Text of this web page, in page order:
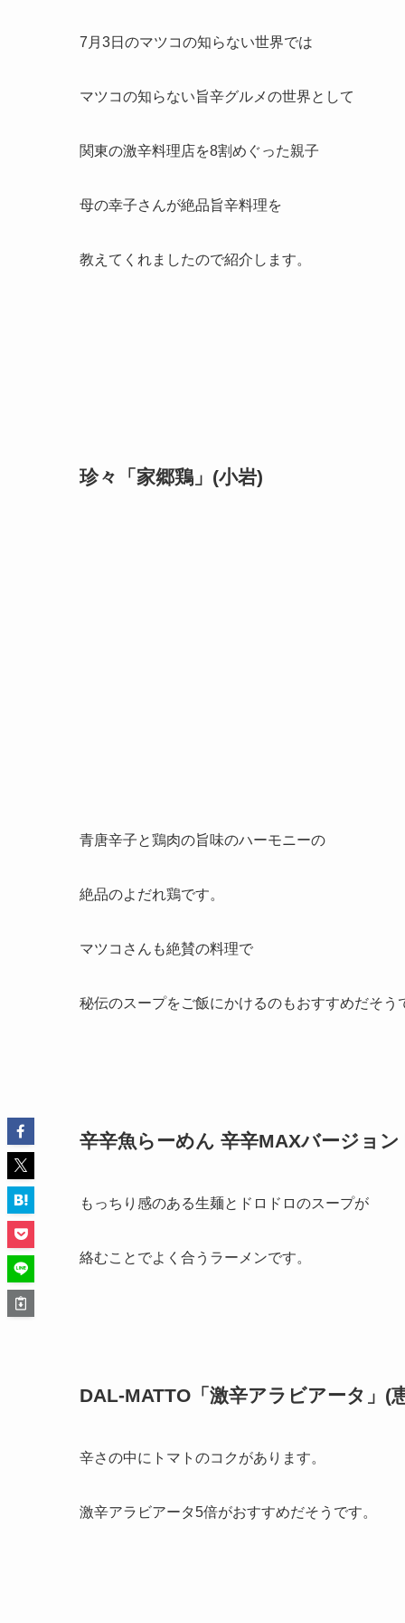
7月3日のマツコの知らない世界では
マツコの知らない旨辛グルメの世界として
関東の激辛料理店を8割めぐった親子
母の幸子さんが絶品旨辛料理を
教えてくれましたので紹介します。
珍々「家郷鶏」(小岩)
青唐辛子と鶏肉の旨味のハーモニーの
絶品のよだれ鶏です。
マツコさんも絶賛の料理で
秘伝のスープをご飯にかけるのもおすすめだそう
辛辛魚らーめん 辛辛MAXバージョ
もっちり感のある生麺とドロドロのスープが
絡むことでよく合うラーメンです。
DAL-MATTO「激辛アラビアータ」(
辛さの中にトマトのコクがあります。
激辛アラビアータ5倍がおすすめだそうです。